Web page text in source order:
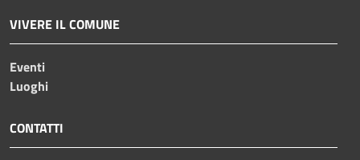
VIVERE IL COMUNE
Eventi
Luoghi
CONTATTI